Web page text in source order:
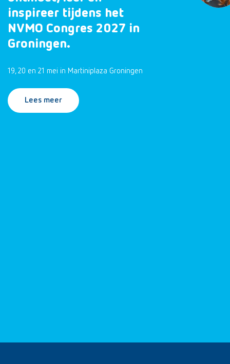
inspireer tijdens het
NVMO Congres 2027 in
Groningen.
19, 20 en 21 mei in Martiniplaza Groningen
Lees meer